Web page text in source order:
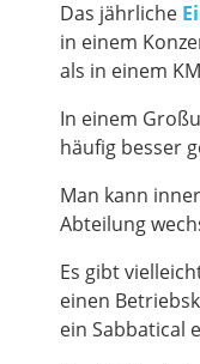
Das jährliche
in einem
als in einem
In einem
häufig besser
Man kann
Abteilung
Es gibt
einen
ein Sabbatical